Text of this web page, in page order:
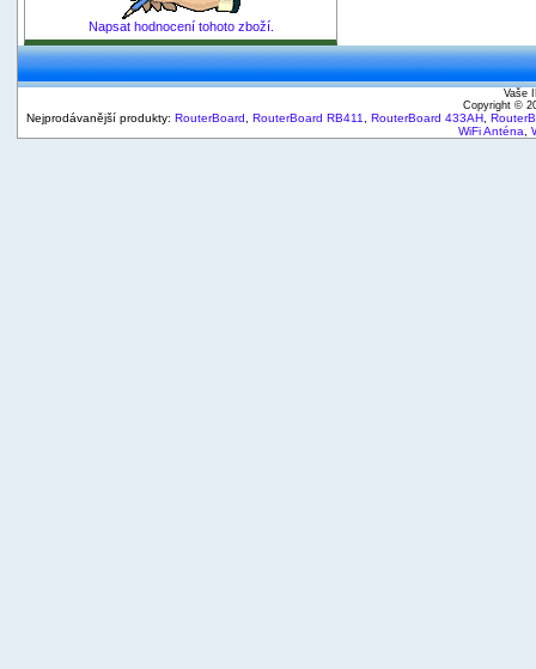
Napsat hodnocení tohoto zboží.
Vaše
Copyright ©
Nejprodávanější produkty: RouterBoard RouterBoard RB411 RouterBoard 433AH
WiFi Anténa